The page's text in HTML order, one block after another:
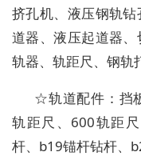
挤孔机、液压钢轨
道器、液压起道器
轨器、轨距尺、钢轨
☆轨道配件：挡
轨距尺、600轨距
杆、b19锚杆钻杆、